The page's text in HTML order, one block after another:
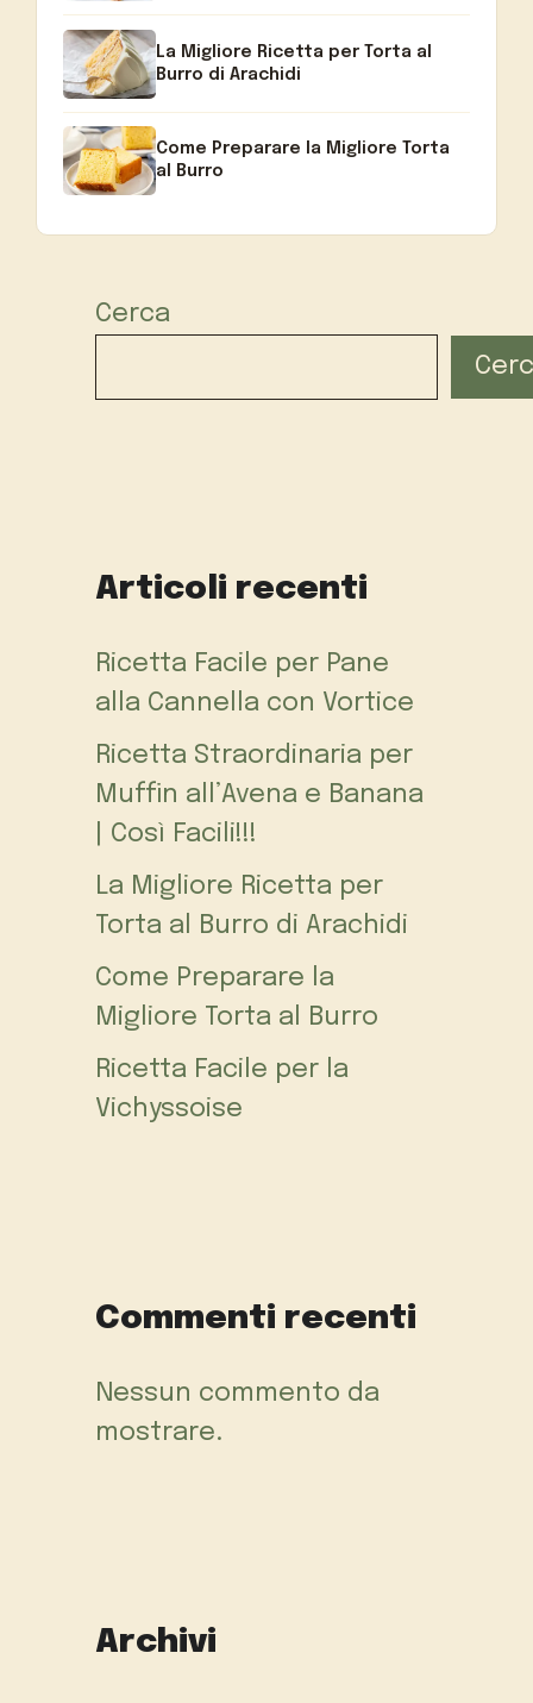
La Migliore Ricetta per Torta al
Burro di Arachidi
Come Preparare la Migliore Torta
al Burro
Cerca
Articoli recenti
Ricetta Facile per Pane
alla Cannella con Vortice
Ricetta Straordinaria per
Muffin all’Avena e Banana
| Così Facili!!!
La Migliore Ricetta per
Torta al Burro di Arachidi
Come Preparare la
Migliore Torta al Burro
Ricetta Facile per la
Vichyssoise
Commenti recenti
Nessun commento da
mostrare.
Archivi